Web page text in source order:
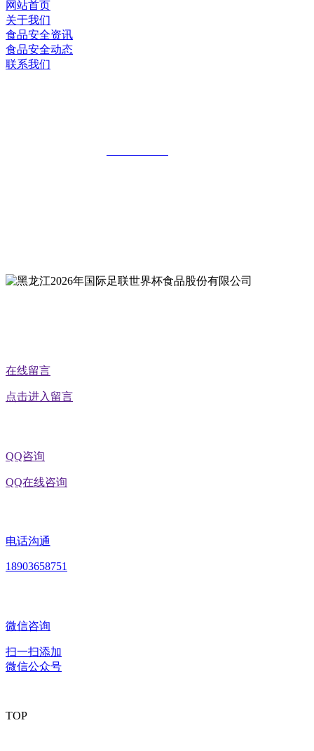
网站首页
关于我们
食品安全资讯
食品安全动态
联系我们
在线留言
点击进入留言
QQ咨询
QQ在线咨询
电话沟通
18903658751
微信咨询
扫一扫添加
微信公众号
TOP